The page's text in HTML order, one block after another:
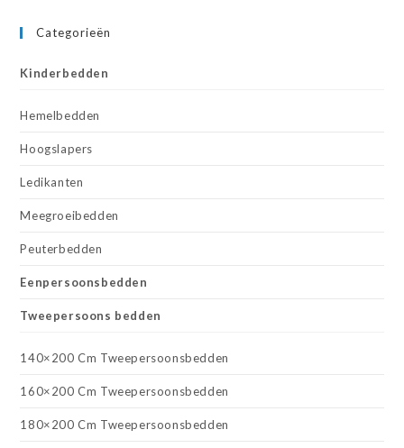
Categorieën
Kinderbedden
Hemelbedden
Hoogslapers
Ledikanten
Meegroeibedden
Peuterbedden
Eenpersoonsbedden
Tweepersoons bedden
140×200 Cm Tweepersoonsbedden
160×200 Cm Tweepersoonsbedden
180×200 Cm Tweepersoonsbedden